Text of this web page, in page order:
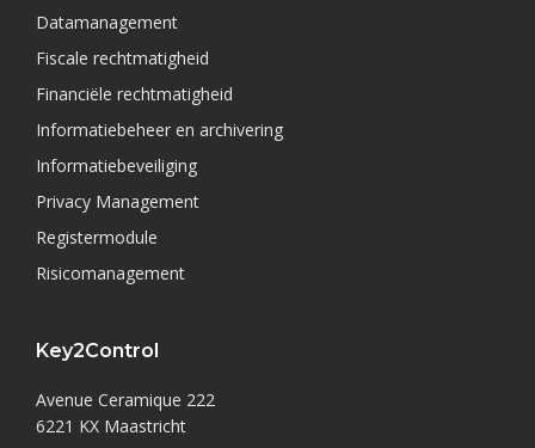
Datamanagement
Fiscale rechtmatigheid
Financiële rechtmatigheid
Informatiebeheer en archivering
Informatiebeveiliging
Privacy Management
Registermodule
Risicomanagement
Key2Control
Avenue Ceramique 222
6221 KX Maastricht